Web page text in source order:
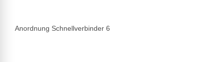
Anordnung Schnellverbinder 6